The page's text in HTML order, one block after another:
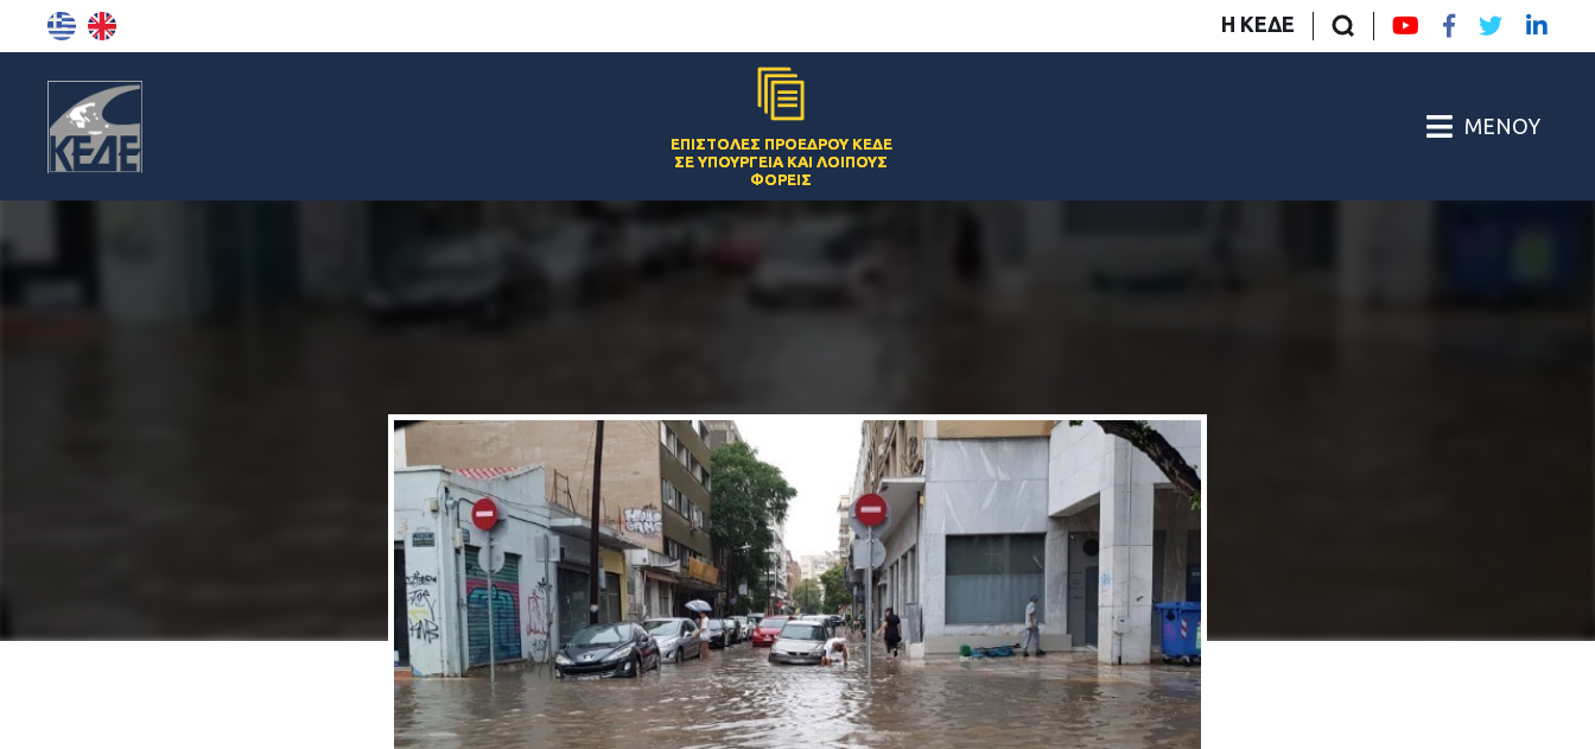
Η ΚΕΔΕ
ΕΠΙΣΤΟΛΈΣ ΠΡΟΈΔΡΟΥ ΚΕΔΕ
ΣΕ ΥΠΟΥΡΓΕΊΑ ΚΑΙ ΛΟΙΠΟΎΣ
ΦΟΡΕΊΣ
ΜΕΝΟΎ